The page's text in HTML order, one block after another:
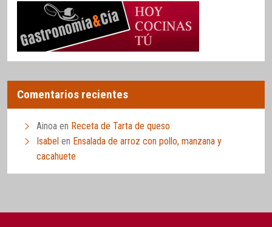
Comentarios recientes
Ainoa en Receta de Tarta de queso
Isabel en Ensalada de arroz con pollo, manzana y
cacahuete